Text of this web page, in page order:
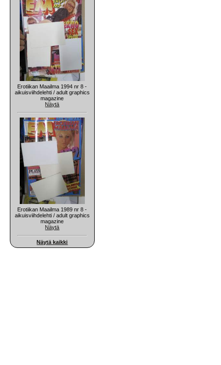
Erotiikan Maailma 1994 nr 8 -
aikuisviihdelehti / adult graphics
magazine
Näytä
Erotiikan Maailma 1989 nr 8 -
aikuisviihdelehti / adult graphics
magazine
Näytä
Näytä kaikki